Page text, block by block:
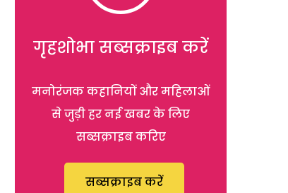
गृहशोभा सब्सक्राइब करें
मनोरंजक कहानियों और महिलाओं
से जुड़ी हर नई खबर के लिए
सब्सक्राइब करिए
सब्सक्राइब करें